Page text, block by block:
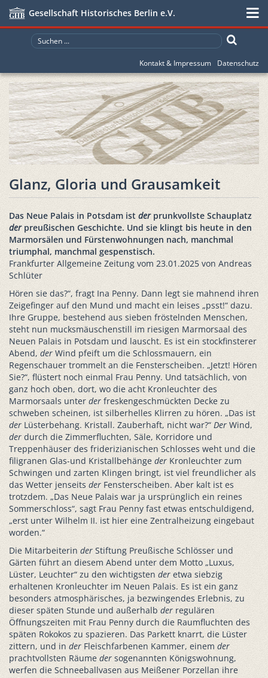
Gesellschaft Historisches Berlin e.V.
Kontakt & Impressum Datenschutz
Glanz, Gloria und Grausamkeit
Das Neue Palais in Potsdam ist derprunkvollste Schauplatz
derpreußischen Geschichte. Und sie klingt bis heute in den
Marmorsälen und Fürstenwohnungen nach, manchmal
triumphal, manchmal gespenstisch.
Frankfurter Allgemeine Zeitung vom 23.01.2025 von Andreas
Schlüter
Hören sie das?“, fragt Ina Penny. Dann legt sie mahnend ihren
Zeigefinger auf den Mund und macht ein leises „psst!“ dazu.
Ihre Gruppe, bestehend aus sieben fröstelnden Menschen,
steht nun mucksmäuschenstill im riesigen Marmorsaal des
Neuen Palais in Potsdam und lauscht. Es ist ein stockfinsterer
Abend, der Wind pfeift um die Schlossmauern, ein
Regenschauer trommelt an die Fensterscheiben. „Jetzt! Hören
Sie?“, flüstert noch einmal Frau Penny. Und tatsächlich, von
ganz hoch oben, dort, wo die acht Kronleuchter des
Marmorsaals unter der freskengeschmückten Decke zu
schweben scheinen, ist silberhelles Klirren zu hören. „Das ist
der Lüsterbehang. Kristall. Zauberhaft, nicht war?“ Der Wind,
der durch die Zimmerfluchten, Säle, Korridore und
Treppenhäuser des friderizianischen Schlosses weht und die
filigranen Glas-und Kristallbehänge der Kronleuchter zum
Schwingen und zarten Klingen bringt, ist viel freundlicher als
das Wetter jenseits der Fensterscheiben. Aber kalt ist es
trotzdem. „Das Neue Palais war ja ursprünglich ein reines
Sommerschloss“, sagt Frau Penny fast etwas entschuldigend,
„erst unter Wilhelm II. ist hier eine Zentralheizung eingebaut
worden.“
Die Mitarbeiterin der Stiftung Preußische Schlösser und
Gärten führt an diesem Abend unter dem Motto „Luxus,
Lüster, Leuchter“ zu den wichtigsten der etwa siebzig
erhaltenen Kronleuchter im Neuen Palais. Es ist ein ganz
besonders atmosphärisches, ja bezwingendes Erlebnis, zu
dieser späten Stunde und außerhalb der regulären
Öffnungszeiten mit Frau Penny durch die Raumfluchten des
späten Rokokos zu spazieren. Das Parkett knarrt, die Lüster
zittern, und in der Fleischfarbenen Kammer, einem der
prachtvollsten Räume der sogenannten Königswohnung,
werfen die Schneeballvasen aus Meißener Porzellan ihre